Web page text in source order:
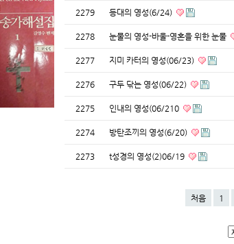
2279 등대의 영성(6/24)
2278 눈물의 영성-바울-영혼을 위한 눈물
2277 지미 카터의 영성(06/23)
2276 구두 닦는 영성(06/22)
2275 인내의 영성(06/210
2274 방탄조끼의 영성(6/20)
2273 t성경의 영성(2)06/19
처음 1